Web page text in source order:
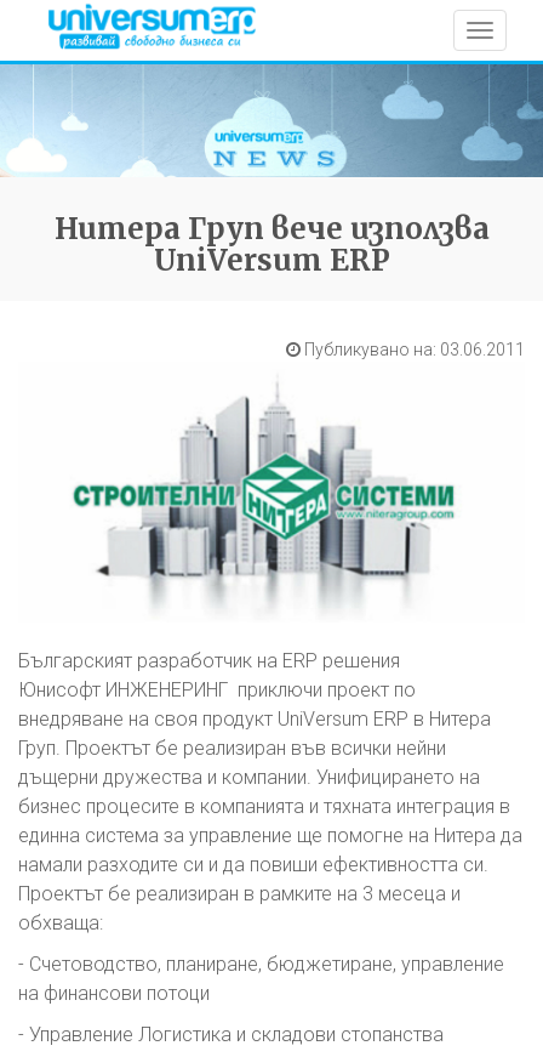
Toggle
Нитера Груп вече използва
UniVersum ERP
Публикувано на: 03.06.2011
Българският разработчик на ERP решения
Юнисофт ИНЖЕНЕРИНГ приключи проект по
внедряване на своя продукт UniVersum ERP в Нитера
Груп. Проектът бе реализиран във всички нейни
дъщерни дружества и компании. Унифицирането на
бизнес процесите в компанията и тяхната интеграция в
единна система за управление ще помогне на Нитера да
намали разходите си и да повиши ефективността си.
Проектът бе реализиран в рамките на 3 месеца и
обхваща:
- Счетоводство, планиране, бюджетиране, управление
на финансови потоци
- Управление Логистика и складови стопанства